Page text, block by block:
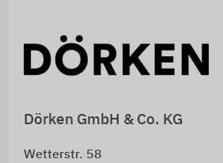
Dörken GmbH & Co. KG
Wetterstr. 58
Schnelleinstiege